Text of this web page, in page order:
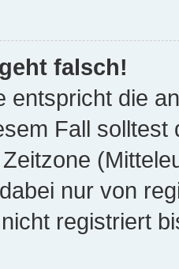
falsch!
entspricht die
Fall solltest
nur von
registriert